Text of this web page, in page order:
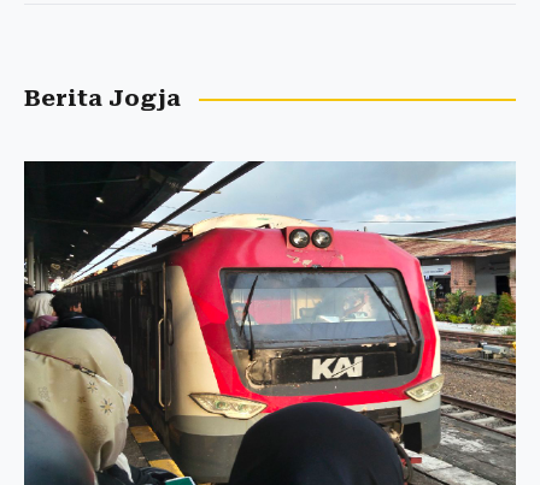
Berita Jogja